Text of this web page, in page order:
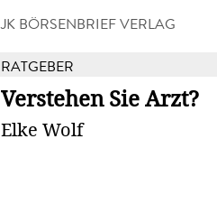
JK BÖRSENBRIEF VERLAG
RATGEBER
Verstehen Sie Arzt?
Elke Wolf